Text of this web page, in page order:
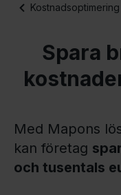
Kostnadsoptimering
Spara
Med Mapons
kan företag
och tusentals